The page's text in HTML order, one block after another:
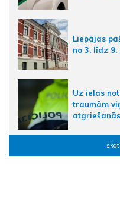
Liepājas
no 3. līdz
Uz ielas
traumām